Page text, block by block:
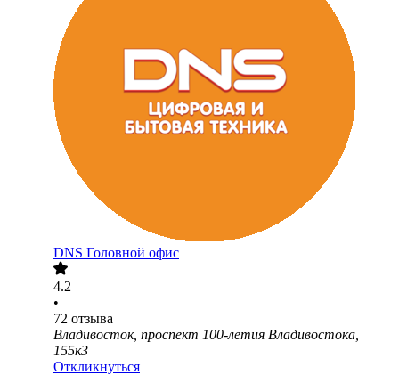
DNS Головной офис
4.2
•
72 отзыва
Владивосток, проспект 100-летия Владивостока,
155к3
Откликнуться